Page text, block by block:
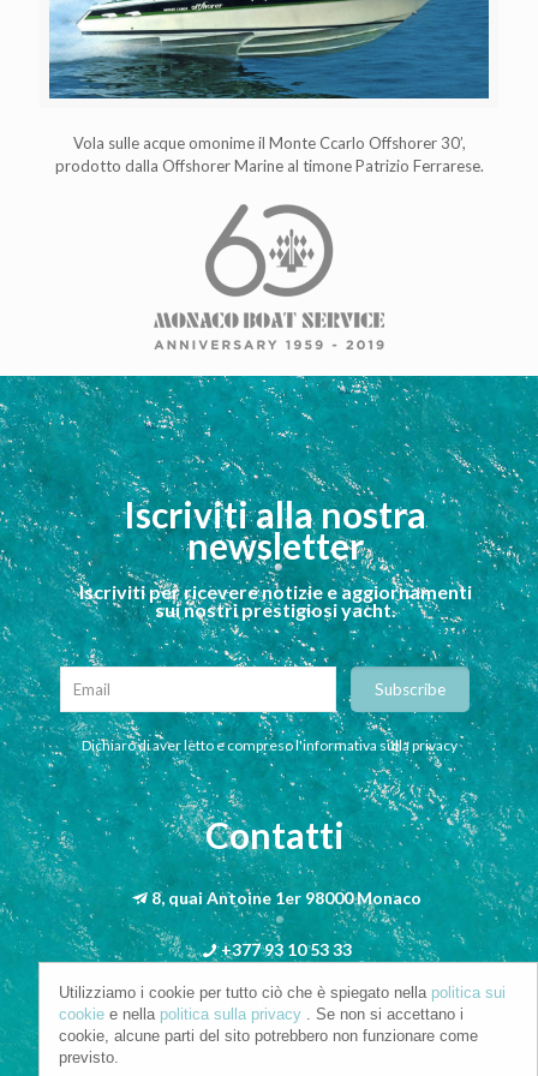
Vola sulle acque omonime il Monte Ccarlo Offshorer 30’,
prodotto dalla Offshorer Marine al timone Patrizio Ferrarese.
Iscriviti alla nostra
newsletter
Iscriviti per ricevere notizie e aggiornamenti
sui nostri prestigiosi yacht.
Dichiaro di aver letto e compreso l'informativa sulla privacy
Contatti
8, quai Antoine 1er 98000 Monaco
+377 93 10 53 33
info@riva-mbs.com
Utilizziamo i cookie per tutto ciò che è spiegato nella politica sui
cookie e nella politica sulla privacy . Se non si accettano i
cookie, alcune parti del sito potrebbero non funzionare come
previsto.